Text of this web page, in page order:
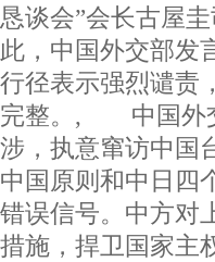
恳谈会”会长古屋
此，中国外交部发
行径表示强烈谴责
完整。, 中国外交
涉，执意窜访中国
中国原则和中日四
错误信号。中方对
措施，捍卫国家